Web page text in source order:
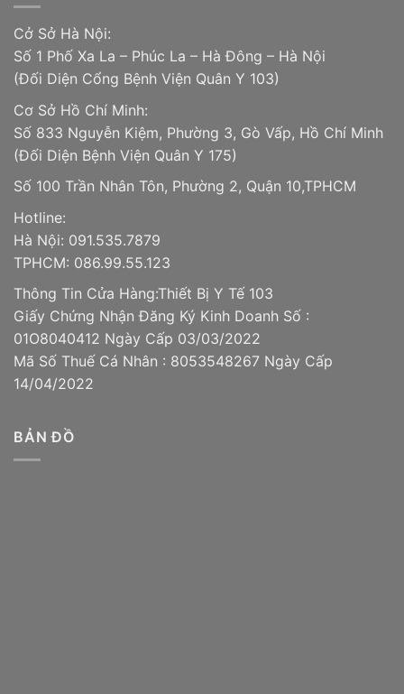
Cở Sở Hà Nội:
Số 1 Phố Xa La – Phúc La – Hà Đông – Hà Nội
(Đối Diện Cổng Bệnh Viện Quân Y 103)
Cơ Sở Hồ Chí Minh:
Số 833 Nguyễn Kiệm, Phường 3, Gò Vấp, Hồ Chí Minh
(Đối Diện Bệnh Viện Quân Y 175)
Số 100 Trần Nhân Tôn, Phường 2, Quận 10,TPHCM
Hotline:
Hà Nội: 091.535.7879
TPHCM: 086.99.55.123
Thông Tin Cửa Hàng:Thiết Bị Y Tế 103
Giấy Chứng Nhận Đăng Ký Kinh Doanh Số :
01O8040412 Ngày Cấp 03/03/2022
Mã Số Thuế Cá Nhân : 8053548267 Ngày Cấp
14/04/2022
BẢN ĐỒ